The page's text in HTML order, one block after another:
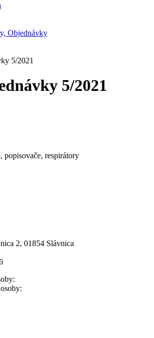
Objednávky
5/2021
5/2021
popisovače, respirátory
2, 01854 Slávnica